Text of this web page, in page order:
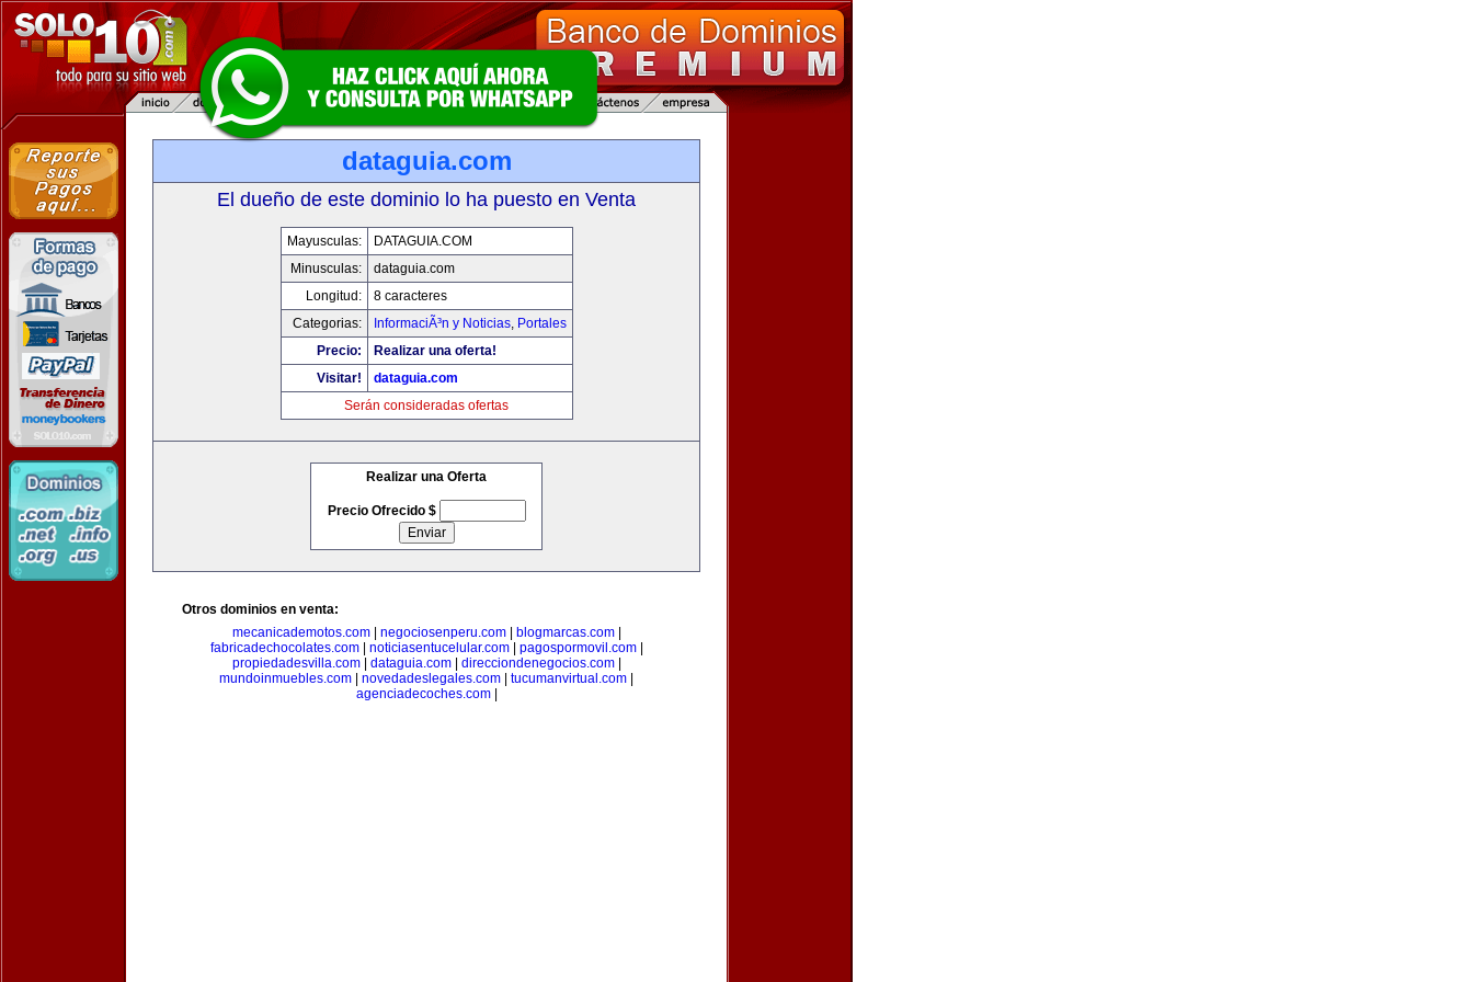
dataguia.com
El dueño de este dominio lo ha puesto en Venta
Mayusculas:
DATAGUIA.COM
Minusculas:
dataguia.com
Longitud:
8 caracteres
Categorias:
InformaciÃ³n y Noticias, Portales
Precio:
Realizar una oferta!
Visitar!
dataguia.com
Serán consideradas ofertas
Realizar una Oferta
Precio Ofrecido $
Otros dominios en venta:
mecanicademotos.com| negociosenperu.com| blogmarcas.com|
fabricadechocolates.com| noticiasentucelular.com| pagospormovil.com|
propiedadesvilla.com| dataguia.com| direcciondenegocios.com|
mundoinmuebles.com
novedadeslegales.com tucumanvirtual.com
agenciadecoches.com|